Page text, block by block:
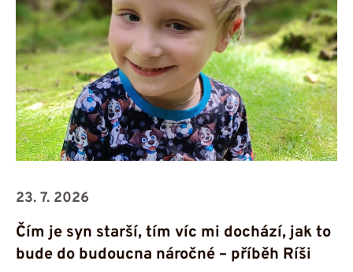
23. 7. 2026
Čím je syn starší, tím víc mi dochází, jak to
bude do budoucna náročné – příběh Ríši